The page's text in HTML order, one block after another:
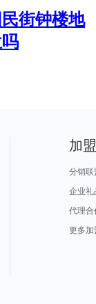
街钟楼地
加
分销联
企业礼
代理合
更多加